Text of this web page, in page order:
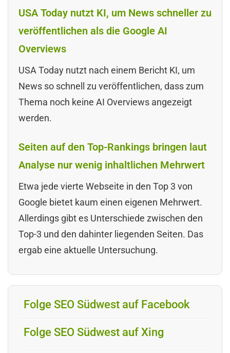
USA Today nutzt KI, um News schneller zu
veröffentlichen als die Google AI
Overviews
USA Today nutzt nach einem Bericht KI, um
News so schnell zu veröffentlichen, dass zum
Thema noch keine AI Overviews angezeigt
werden.
Seiten auf den Top-Rankings bringen laut
Analyse nur wenig inhaltlichen Mehrwert
Etwa jede vierte Webseite in den Top 3 von
Google bietet kaum einen eigenen Mehrwert.
Allerdings gibt es Unterschiede zwischen den
Top-3 und den dahinter liegenden Seiten. Das
ergab eine aktuelle Untersuchung.
Folge SEO Südwest auf Facebook
Folge SEO Südwest auf Xing